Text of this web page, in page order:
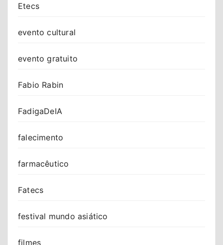
Etecs
evento cultural
evento gratuito
Fabio Rabin
FadigaDeIA
falecimento
farmacêutico
Fatecs
festival mundo asiático
filmes